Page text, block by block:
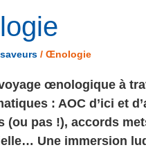
/ Œnologie
œnologique à
: AOC d’ici et
(ou pas !), accords
Une immersion